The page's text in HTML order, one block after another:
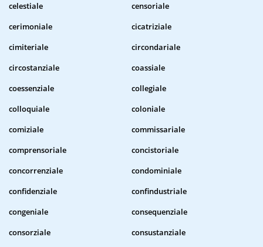
celestiale
censoriale
cerimoniale
cicatriziale
cimiteriale
circondariale
circostanziale
coassiale
coessenziale
collegiale
colloquiale
coloniale
comiziale
commissariale
comprensoriale
concistoriale
concorrenziale
condominiale
confidenziale
confindustriale
congeniale
consequenziale
consorziale
consustanziale